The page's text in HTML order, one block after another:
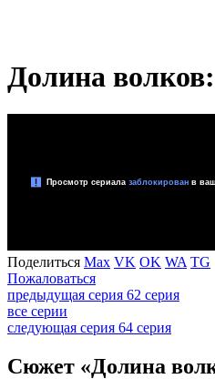
Долина волков:
Поделиться Max VK OK WA TG
Пожаловаться
предыдущая серия 62 серия
все серии
следующая серия 64 серия
Сюжет «Долина